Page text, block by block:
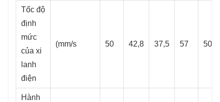
Tốc độ
định
mức
của xi
lanh
điện
(mm/s 50 42,8 37,5 57 50
Hành